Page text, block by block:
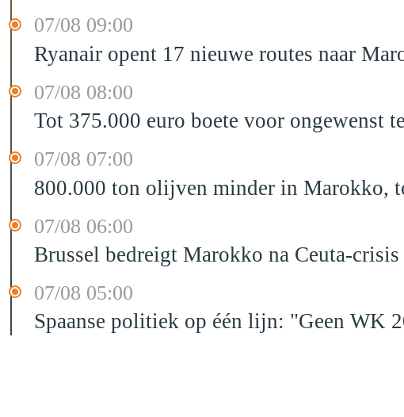
07/08 09:00
Ryanair opent 17 nieuwe routes naar
07/08 08:00
Tot 375.000 euro boete voor ongewenst
07/08 07:00
800.000 ton olijven minder in Marokko,
07/08 06:00
Brussel bedreigt Marokko na Ceuta-crisis
07/08 05:00
Spaanse politiek op één lijn: "Geen WK